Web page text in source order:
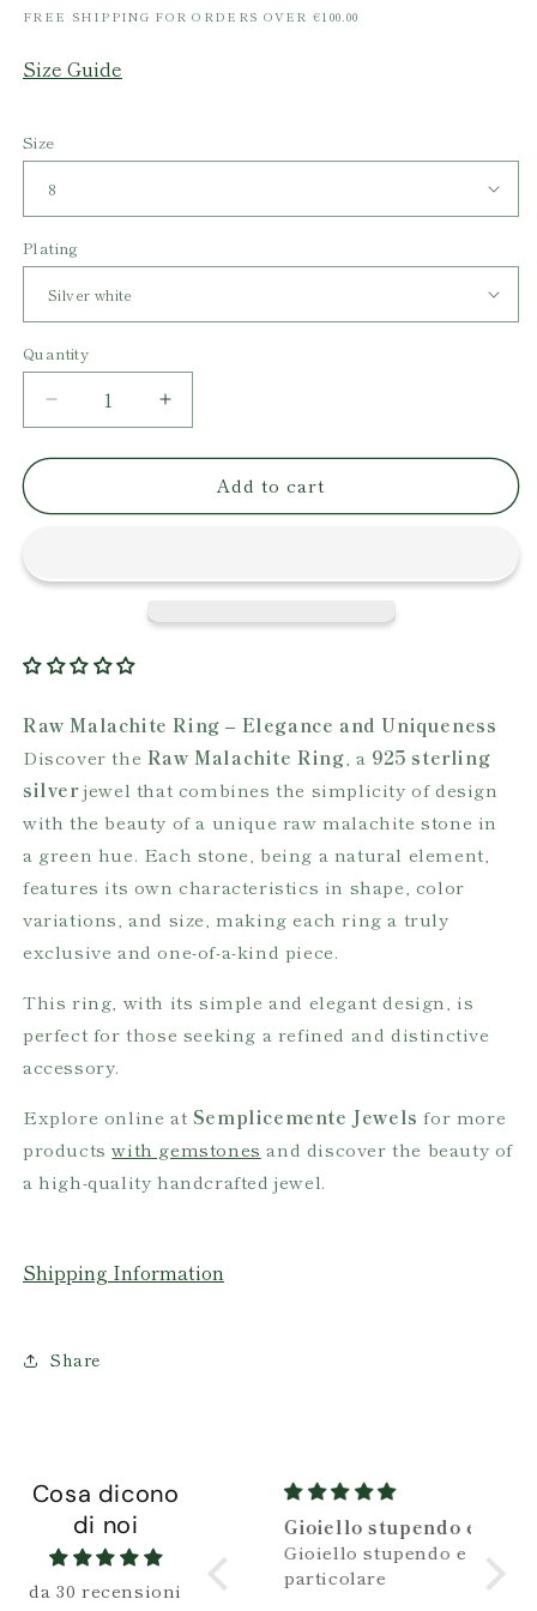
FREE SHIPPING FOR ORDERS OVER €100.00
Size Guide
Size
Plating
Quantity
Decrease
quantity
for
Malachite
Increase
quantity
for
Malachite
Add to cart
Raw Malachite Ring – Elegance and Uniqueness
Discover the Raw Malachite Ring , a 925 sterling
silverjewel that combines the simplicity of design
with the beauty of a unique raw malachite stone in
a green hue. Each stone, being a natural element,
features its own characteristics in shape, color
variations, and size, making each ring a truly
exclusive and one-of-a-kind piece.
This ring, with its simple and elegant design, is
perfect for those seeking a refined and distinctive
accessory.
Explore online at Semplicemente Jewels for more
productswith gemstones and discover the beauty of
a high-quality handcrafted jewel.
Shipping Information
Share
Cosa dicono
di noi
da 30 recensioni
Semplicemente
perfetto 💙
meraviglioso e
Gioiello stupendo e
Gioiello stupendo e
particolare